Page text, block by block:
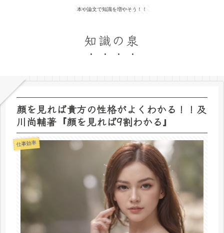
本や論文で知識を増やそう！！
知識の泉
顔を見れば貴方の性格がよくわかる！！及
川尚輔著『顔を見れば9割わかる』
仕事効率